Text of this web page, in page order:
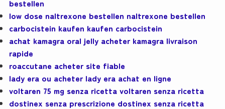
bestellen
low dose naltrexone bestellen naltrexone bestellen
carbocistein kaufen kaufen carbocistein
achat kamagra oral jelly acheter kamagra livraison
rapide
roaccutane acheter site fiable
lady era ou acheter lady era achat en ligne
voltaren 75 mg senza ricetta voltaren senza ricetta
dostinex senza prescrizione dostinex senza ricetta